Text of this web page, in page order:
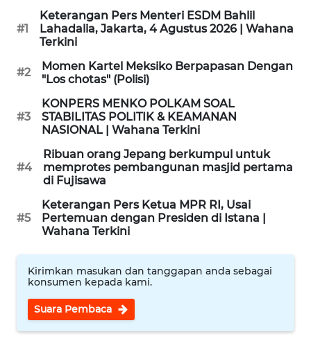
#1
Keterangan Pers Menteri ESDM Bahlil
Lahadalia, Jakarta, 4 Agustus 2026 | Wahana
Terkini
#2
Momen Kartel Meksiko Berpapasan Dengan
"Los chotas" (Polisi)
#3
KONPERS MENKO POLKAM SOAL
STABILITAS POLITIK & KEAMANAN
NASIONAL | Wahana Terkini
#4
Ribuan orang Jepang berkumpul untuk
memprotes pembangunan masjid pertama
di Fujisawa
#5
Keterangan Pers Ketua MPR RI, Usai
Pertemuan dengan Presiden di Istana |
Wahana Terkini
Kirimkan masukan dan tanggapan anda sebagai
konsumen kepada kami.
Suara Pembaca
WAHANANEWS
CO ID
WAHANANEWS
WAHANA
WAHANA
WAHANA
WAHANA
PERSONA
WAHANA